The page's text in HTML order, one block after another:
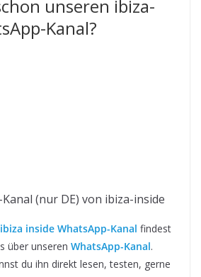
unseren ibiza-
Kanal?
(nur DE) von ibiza-inside
ibiza inside WhatsApp-Kanal findest
über unseren WhatsApp-Kanal.
du ihn direkt lesen, testen, gerne